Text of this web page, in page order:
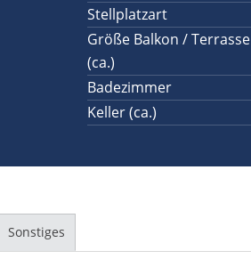
Stellplatzart
Größe Balkon / Terrasse
(ca.)
Badezimmer
Keller (ca.)
Sonstiges